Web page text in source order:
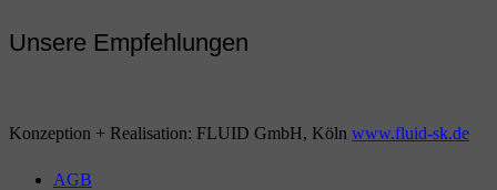
Unsere Empfehlungen
Konzeption + Realisation: FLUID GmbH, Köln www.fluid-sk.de
AGB